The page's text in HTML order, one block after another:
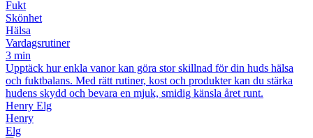
Fukt
Skönhet
Hälsa
Vardagsrutiner
3 min
Upptäck hur enkla vanor kan göra stor skillnad för din huds hälsa
och fuktbalans. Med rätt rutiner, kost och produkter kan du stärka
hudens skydd och bevara en mjuk, smidig känsla året runt.
Henry Elg
Henry
Elg